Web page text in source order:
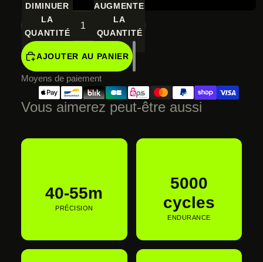
DIMINUER
LA
QUANTITÉ
AUGMENTER
LA
QUANTITÉ
AJOUTER AU PANIER
Moyens de paiement
Vous aimerez peut-être aussi
40-55m
PRÉCISION
5000
cycles
ENDURANCE